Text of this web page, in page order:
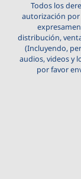
Todos los
autorización por
distribución,
(Incluyendo,
audios, videos y
por favor